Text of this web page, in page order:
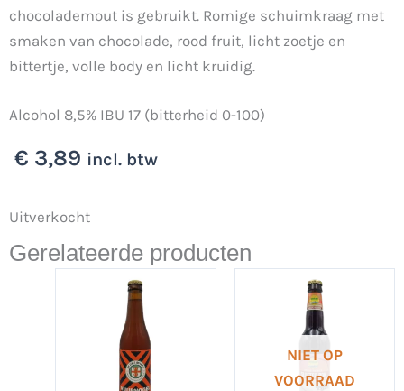
chocolademout is gebruikt. Romige schuimkraag met
smaken van chocolade, rood fruit, licht zoetje en
bittertje, volle body en licht kruidig.
Alcohol 8,5% IBU 17 (bitterheid 0-100)
€ 3,89 incl. btw
Uitverkocht
Gerelateerde producten
NIET OP
VOORRAAD